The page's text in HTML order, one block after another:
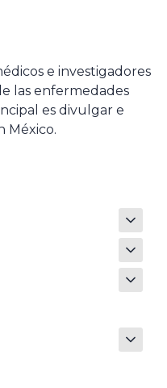
e investigadores
las enfermedades
es divulgar e
México.